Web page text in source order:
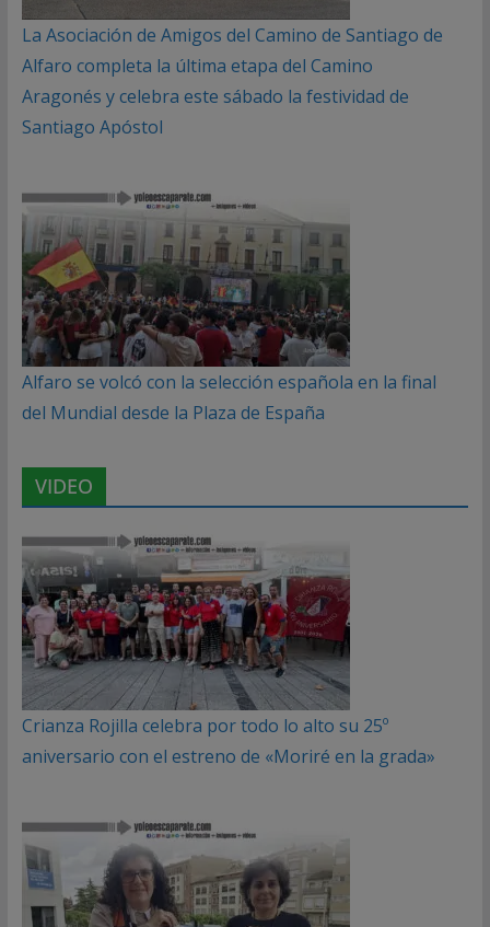
La Asociación de Amigos del Camino de Santiago de
Alfaro completa la última etapa del Camino
Aragonés y celebra este sábado la festividad de
Santiago Apóstol
Alfaro se volcó con la selección española en la final
del Mundial desde la Plaza de España
VIDEO
Crianza Rojilla celebra por todo lo alto su 25º
aniversario con el estreno de «Moriré en la grada»